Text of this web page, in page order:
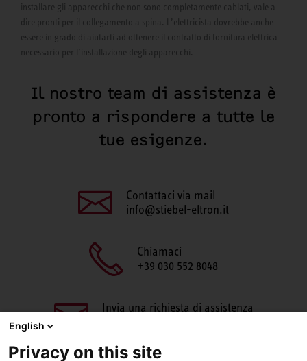
installare gli apparecchi che non sono completamente cablati, vale a
dire pronti per il collegamento a spina. L’elettricista dovrebbe anche
essere in grado di aiutarti ad ottenere il contratto di fornitura elettrica
necessario per l’installazione degli apparecchi.
Il nostro team di assistenza è
pronto a rispondere a tutte le
tue esigenze.
Contattaci via mail
info@stiebel-eltron.it
Chiamaci
+39 030 552 8048
Invia una richiesta di assistenza
English
Privacy on this site